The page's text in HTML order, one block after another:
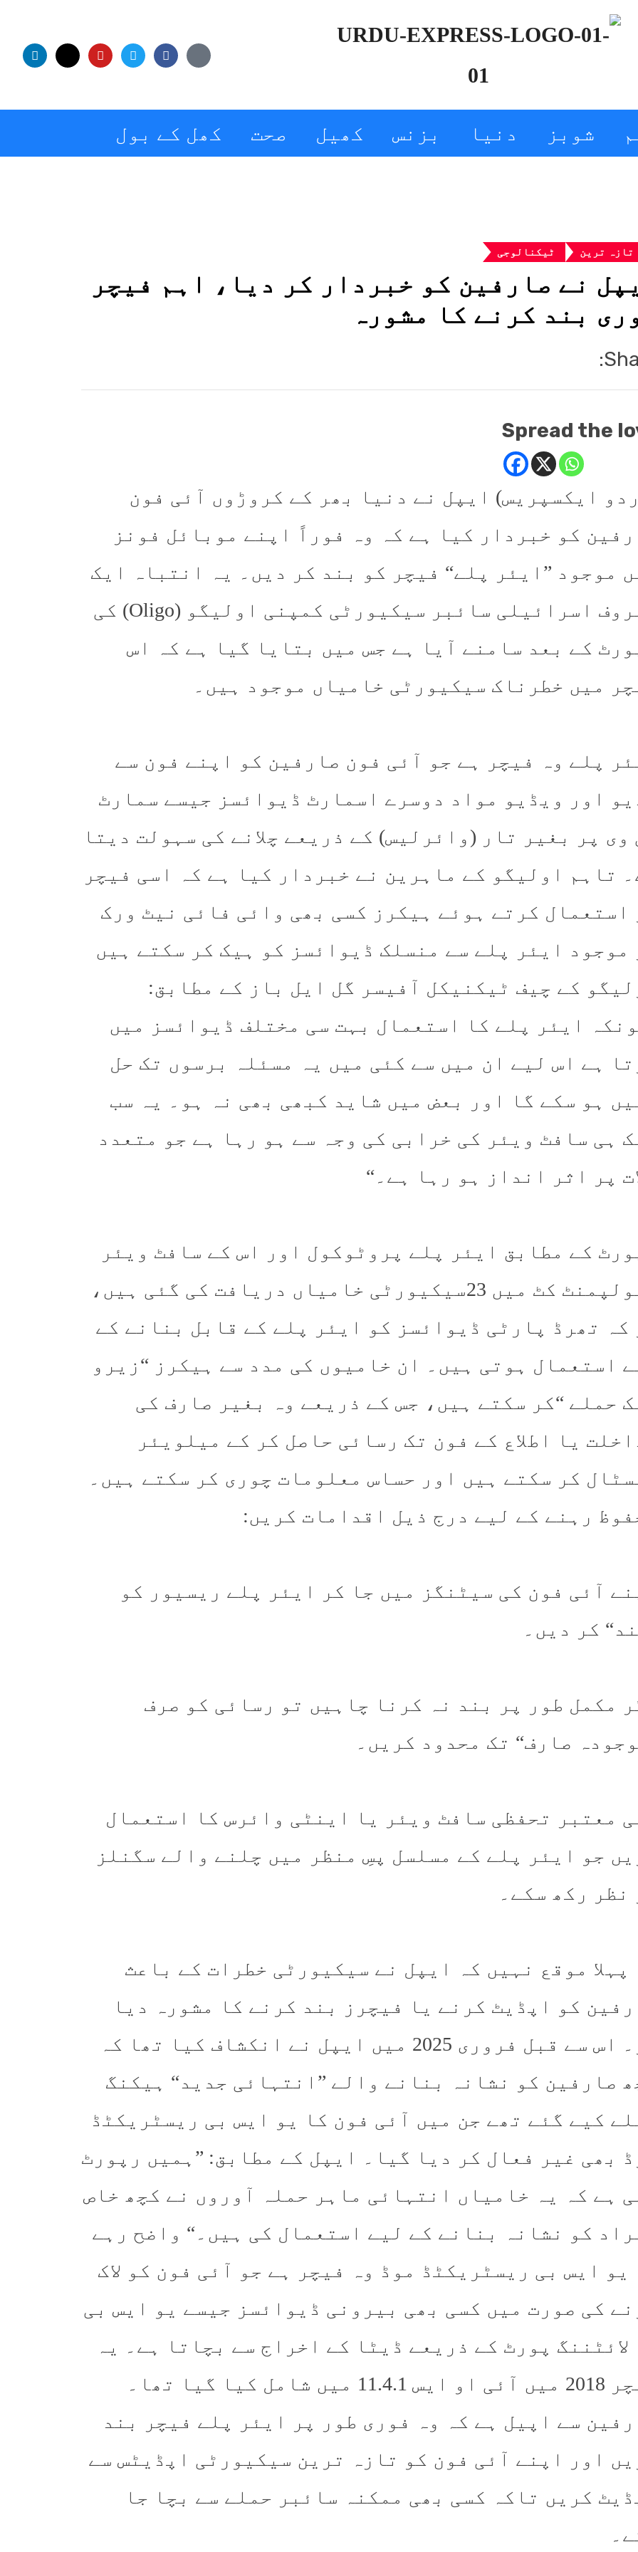
شوبز دنیا بزنس کھیل صحت کھل کے بول
تازہ ترین ٹیکنالوجی
نے صارفین کو خبردار کر دیا، اہم فیچر
بند کرنے کا مشورہ
Spread the
ایکسپریس) ایپل نے دنیا بھر کے کروڑوں آئی فون
کو خبردار کیا ہے کہ وہ فوراً اپنے موبائل فونز
موجود ”ایئر پلے“ فیچر کو بند کر دیں۔ یہ انتباہ ایک
معروف اسرائیلی سائبر سیکیورٹی کمپنی اولیگو (Oligo) کی
کے بعد سامنے آیا ہے جس میں بتایا گیا ہے کہ اس
میں خطرناک سیکیورٹی خامیاں موجود ہیں۔
پلے وہ فیچر ہے جو آئی فون صارفین کو اپنے فون سے
اور ویڈیو مواد دوسرے اسمارٹ ڈیوائسز جیسے سمارٹ
وی پر بغیر تار (وائرلیس) کے ذریعے چلانے کی سہولت دیتا
تاہم اولیگو کے ماہرین نے خبردار کیا ہے کہ اسی فیچر
استعمال کرتے ہوئے ہیکرز کسی بھی وائی فائی نیٹ ورک
موجود ایئر پلے سے منسلک ڈیوائسز کو ہیک کر سکتے ہیں
کے چیف ٹیکنیکل آفیسر گل ایل باز کے مطابق:
ایئر پلے کا استعمال بہت سی مختلف ڈیوائسز میں
ہے اس لیے ان میں سے کئی میں یہ مسئلہ برسوں تک حل
ہو سکے گا اور بعض میں شاید کبھی بھی نہ ہو۔ یہ سب
ہی سافٹ ویئر کی خرابی کی وجہ سے ہو رہا ہے جو متعدد
پر اثر انداز ہو رہا ہے۔“
کے مطابق ایئر پلے پروٹوکول اور اس کے سافٹ ویئر
ڈیولپمنٹ کٹ میں 23سیکیورٹی خامیاں دریافت کی گئی ہیں،
کہ تھرڈ پارٹی ڈیوائسز کو ایئر پلے کے قابل بنانے کے
استعمال ہوتی ہیں۔ ان خامیوں کی مدد سے ہیکرز “زیرو
حملے “کر سکتے ہیں، جس کے ذریعے وہ بغیر صارف کی
یا اطلاع کے فون تک رسائی حاصل کر کے میلویئر
کر سکتے ہیں اور حساس معلومات چوری کر سکتے ہیں۔
رہنے کے لیے درج ذیل اقدامات کریں:
آئی فون کی سیٹنگز میں جا کر ایئر پلے ریسیور کو
کر دیں۔
مکمل طور پر بند نہ کرنا چاہیں تو رسائی کو صرف
صارف“ تک محدود کریں۔
معتبر تحفظی سافٹ ویئر یا اینٹی وائرس کا استعمال
جو ایئر پلے کے مسلسل پسِ منظر میں چلنے والے سگنلز
نظر رکھ سکے۔
پہلا موقع نہیں کہ ایپل نے سیکیورٹی خطرات کے باعث
کو اپڈیٹ کرنے یا فیچرز بند کرنے کا مشورہ دیا
ہو۔ اس سے قبل فروری 2025 میں ایپل نے انکشاف کیا تھا کہ
صارفین کو نشانہ بنانے والے ”انتہائی جدید“ ہیکنگ
کیے گئے تھے جن میں آئی فون کا یو ایس بی ریسٹریکٹڈ
بھی غیر فعال کر دیا گیا۔ ایپل کے مطابق: ”ہمیں رپورٹ
ہے کہ یہ خامیاں انتہائی ماہر حملہ آوروں نے کچھ خاص
کو نشانہ بنانے کے لیے استعمال کی ہیں۔“ واضح رہے
یو ایس بی ریسٹریکٹڈ موڈ وہ فیچر ہے جو آئی فون کو لاک
کی صورت میں کسی بھی بیرونی ڈیوائسز جیسے یو ایس بی
لائٹننگ پورٹ کے ذریعے ڈیٹا کے اخراج سے بچاتا ہے۔ یہ
میں شامل کیا گیا تھا۔
سے اپیل ہے کہ وہ فوری طور پر ایئر پلے فیچر بند
اور اپنے آئی فون کو تازہ ترین سیکیورٹی اپڈیٹس سے
کریں تاکہ کسی بھی ممکنہ سائبر حملے سے بچا جا